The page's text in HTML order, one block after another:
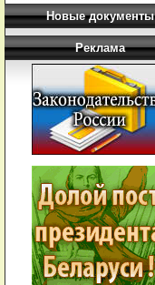
Новые документы
Реклама